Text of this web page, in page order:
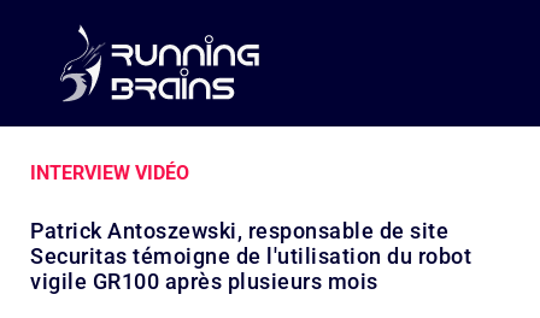
INTERVIEW VIDÉO
Patrick Antoszewski, responsable de site
Securitas témoigne de l'utilisation du robot
vigile GR100 après plusieurs mois